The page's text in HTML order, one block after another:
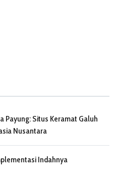
Payung: Situs Keramat Galuh
Nusantara
Indahnya